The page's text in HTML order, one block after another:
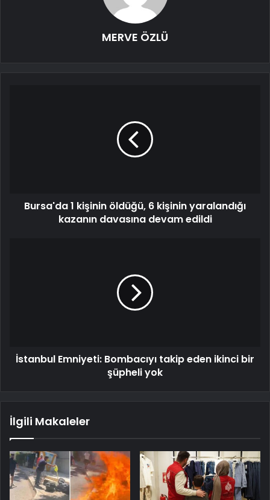
MERVE ÖZLÜ
Bursa'da 1 kişinin öldüğü, 6 kişinin yaralandığı
kazanın davasına devam edildi
İstanbul Emniyeti: Bombacıyı takip eden ikinci bir
şüpheli yok
İlgili Makaleler